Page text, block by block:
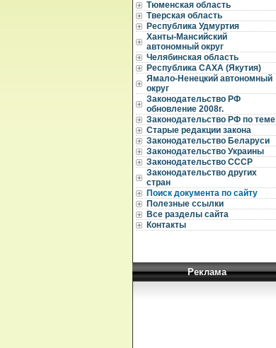
Тюменская область
Тверская область
Республика Удмуртия
Ханты-Мансийский
автономный округ
Челябинская область
Республика САХА (Якутия)
Ямало-Ненецкий автономный
округ
Законодательство РФ
обновление 2008г.
Законодательство РФ по теме
Старые редакции закона
Законодательство Беларуси
Законодательство Украины
Законодательство СССР
Законодательство других
стран
Поиск документа по сайту
Полезные ссылки
Все разделы сайта
Контакты
Реклама